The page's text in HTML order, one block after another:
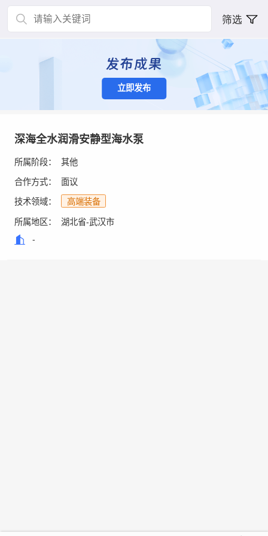
筛选
立即发布
深海全水润滑安静型海水泵
所属阶段： 其他
合作方式： 面议
技术领域： 高端装备
所属地区：
湖北省-武汉市
-